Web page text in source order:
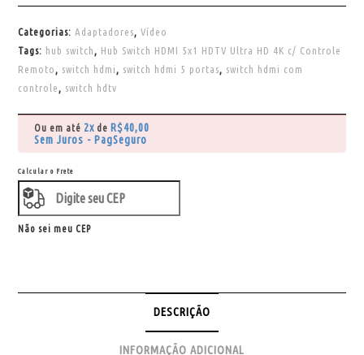
Categorias: Adaptadores ,Vídeo
Tags: hub switch
Hub Switch HDMI 5x1 HDTV Ultra HD 4K c/ Controle
Remoto
switch hdmi switch hdmi 5 portas
switch hdmi com
controle
switch hdtv
Ou em até 2x de R$40,00
Sem Juros - PagSeguro
Calcular o Frete
Não sei meu CEP
DESCRIÇÃO
INFORMAÇÃO ADICIONAL